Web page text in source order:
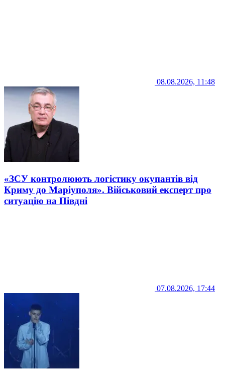
08.08.2026, 11:48
«ЗСУ контролюють логістику окупантів від
Криму до Маріуполя». Військовий експерт про
ситуацію на Півдні
07.08.2026, 17:44